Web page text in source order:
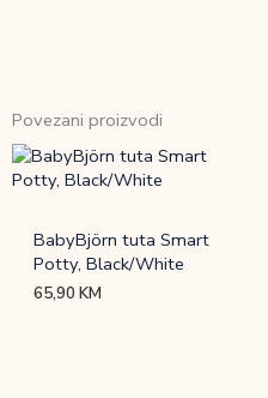
Povezani proizvodi
BabyBjörn tuta Smart
Potty, Black/White
65,90KM